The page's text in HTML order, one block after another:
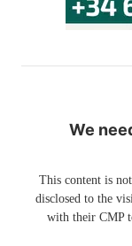
We
This content is
disclosed to the
with their CMP